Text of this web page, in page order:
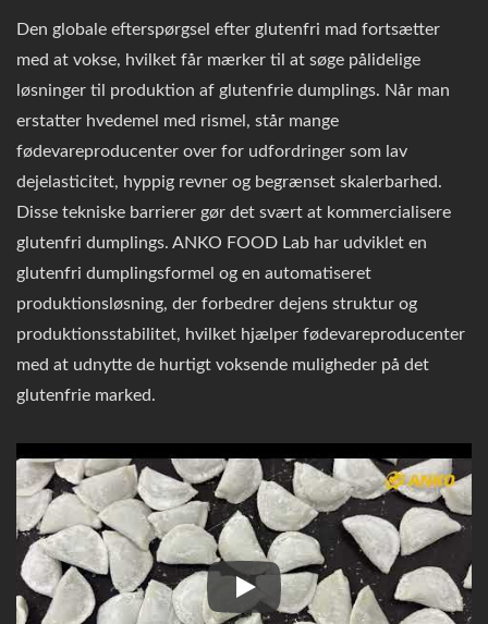
Den globale efterspørgsel efter glutenfri mad fortsætter
med at vokse, hvilket får mærker til at søge pålidelige
løsninger til produktion af glutenfrie dumplings. Når man
erstatter hvedemel med rismel, står mange
fødevareproducenter over for udfordringer som lav
dejelasticitet, hyppig revner og begrænset skalerbarhed.
Disse tekniske barrierer gør det svært at kommercialisere
glutenfri dumplings. ANKO FOOD Lab har udviklet en
glutenfri dumplingsformel og en automatiseret
produktionsløsning, der forbedrer dejens struktur og
produktionsstabilitet, hvilket hjælper fødevareproducenter
med at udnytte de hurtigt voksende muligheder på det
glutenfrie marked.
ANKO FOOD Laboratoriet